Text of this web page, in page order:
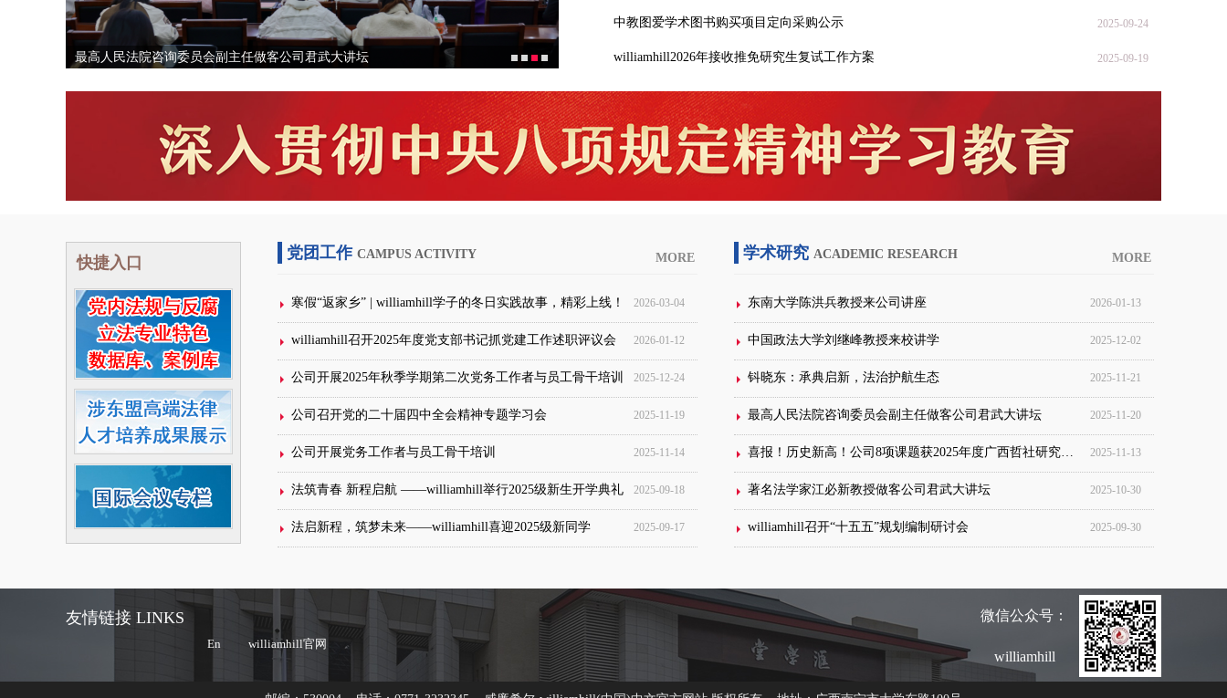
最高人民法院咨询委员会副主任做客公司君武大讲坛
中教图爱学术图书购买项目定向采购公示 2025-09-24
williamhill2026年接收推免研究生复试工作方案 2025-09-19
快捷入口
党团工作 CAMPUS ACTIVITY MORE
寒假“返家乡” | williamhill学子的冬日实践故事，精彩上线！ 2026-03-04
williamhill召开2025年度党支部书记抓党建工作述职评议会 2026-01-12
公司开展2025年秋季学期第二次党务工作者与员工骨干培训 2025-12-24
公司召开党的二十届四中全会精神专题学习会 2025-11-19
公司开展党务工作者与员工骨干培训 2025-11-14
法筑青春 新程启航 ——williamhill举行2025级新生开学典礼 2025-09-18
法启新程，筑梦未来——williamhill喜迎2025级新同学 2025-09-17
学术研究 ACADEMIC RESEARCH MORE
东南大学陈洪兵教授来公司讲座 2026-01-13
中国政法大学刘继峰教授来校讲学 2025-12-02
钭晓东：承典启新，法治护航生态 2025-11-21
最高人民法院咨询委员会副主任做客公司君武大讲坛 2025-11-20
喜报！历史新高！公司8项课题获2025年度广西哲社研究项目立项 2025-11-13
著名法学家江必新教授做客公司君武大讲坛 2025-10-30
williamhill召开“十五五”规划编制研讨会 2025-09-30
友情链接 LINKS
En williamhill官网
微信公众号：
williamhill